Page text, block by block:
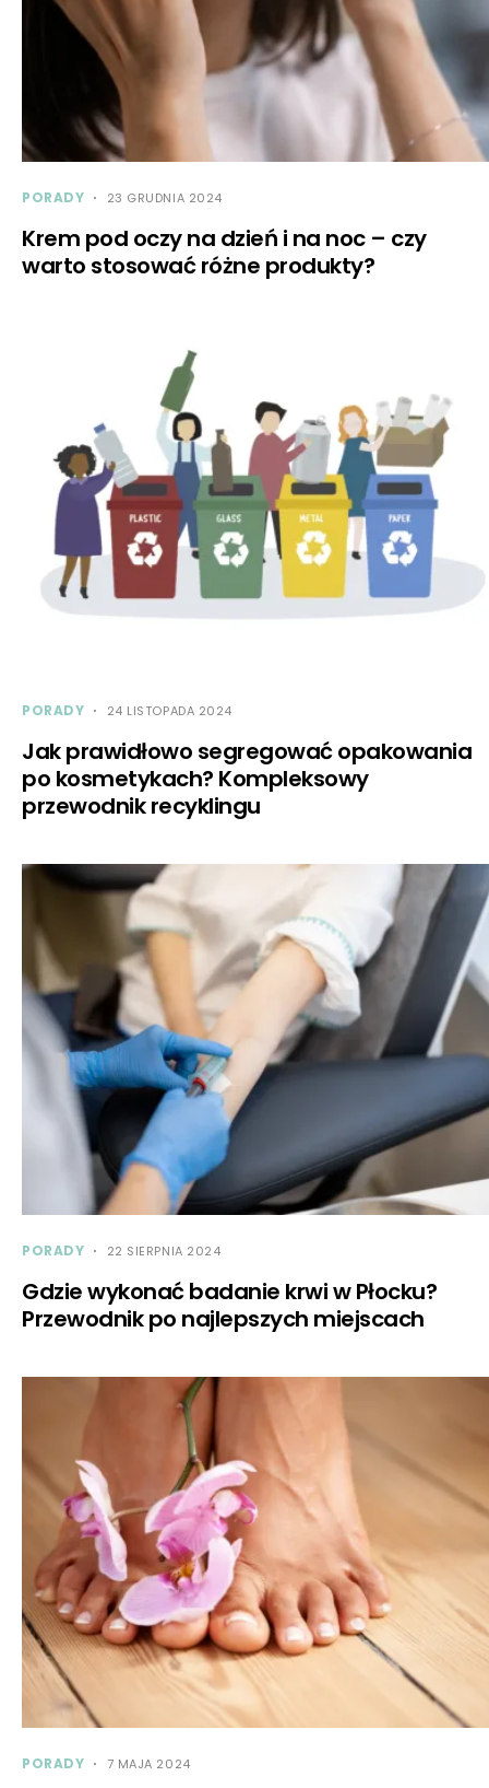
PORADY 23 GRUDNIA 2024
Krem pod oczy na dzień i na noc – czy
warto stosować różne produkty?
PORADY 24 LISTOPADA 2024
Jak prawidłowo segregować opakowania
po kosmetykach? Kompleksowy
przewodnik recyklingu
PORADY 22 SIERPNIA 2024
Gdzie wykonać badanie krwi w Płocku?
Przewodnik po najlepszych miejscach
PORADY 7 MAJA 2024